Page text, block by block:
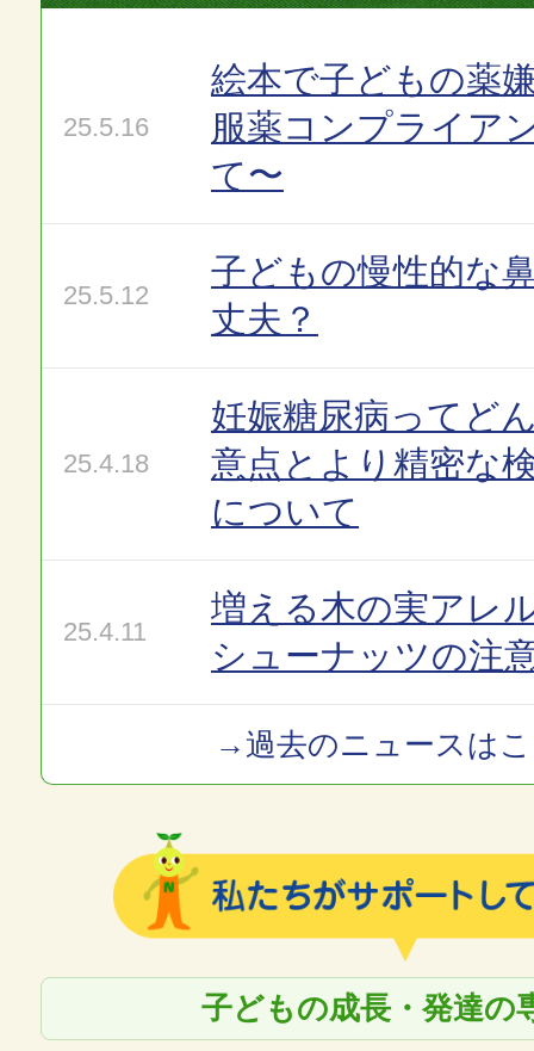
25.5.16
絵本で子どもの薬
服薬コンプライア
て〜
25.5.12
子どもの慢性的な
丈夫？
25.4.18
妊娠糖尿病ってど
意点とより精密な
について
25.4.11
増える木の実アレ
シューナッツの注
→過去のニュースは
子どもの成長・発達の